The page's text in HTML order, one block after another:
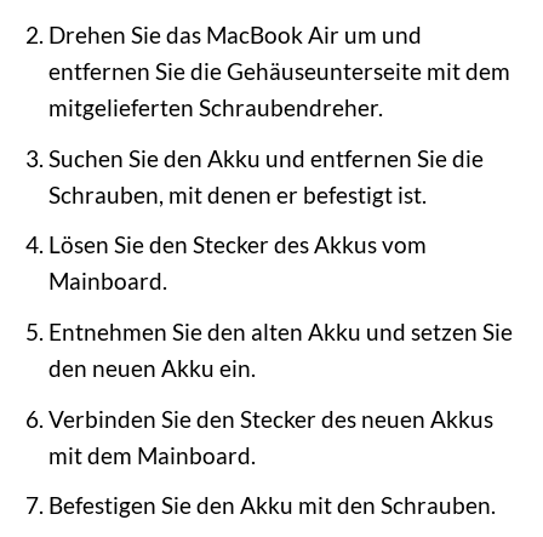
Drehen Sie das MacBook Air um und
entfernen Sie die Gehäuseunterseite mit dem
mitgelieferten Schraubendreher.
Suchen Sie den Akku und entfernen Sie die
Schrauben, mit denen er befestigt ist.
Lösen Sie den Stecker des Akkus vom
Mainboard.
Entnehmen Sie den alten Akku und setzen Sie
den neuen Akku ein.
Verbinden Sie den Stecker des neuen Akkus
mit dem Mainboard.
Befestigen Sie den Akku mit den Schrauben.